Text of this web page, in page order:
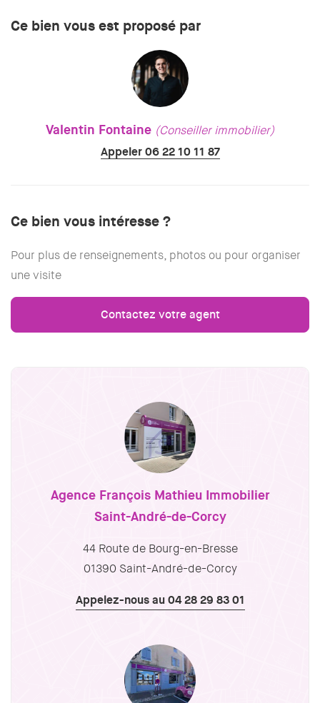
Ce bien vous est proposé par
Valentin Fontaine (Conseiller immobilier)
Appeler 06 22 10 11 87
Ce bien vous intéresse ?
Pour plus de renseignements, photos ou pour organiser
une visite
Contactez votre agent
Agence François Mathieu Immobilier
Saint-André-de-Corcy
44 Route de Bourg-en-Bresse
01390 Saint-André-de-Corcy
Appelez-nous au 04 28 29 83 01